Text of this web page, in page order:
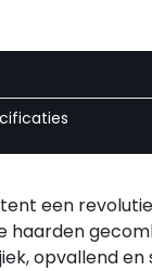
een
haarden
opvallend en